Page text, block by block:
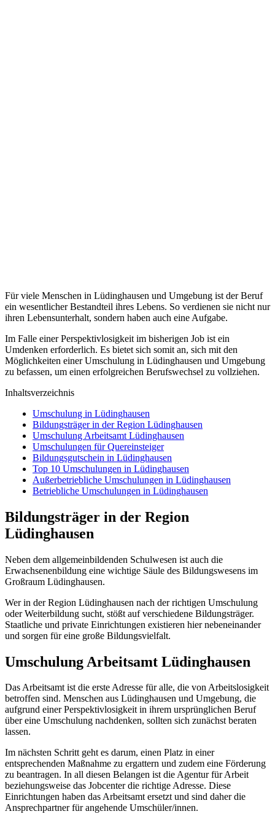
Für viele Menschen in Lüdinghausen und Umgebung ist der Beruf
ein wesentlicher Bestandteil ihres Lebens. So verdienen sie nicht nur
ihren Lebensunterhalt, sondern haben auch eine Aufgabe.
Im Falle einer Perspektivlosigkeit im bisherigen Job ist ein
Umdenken erforderlich. Es bietet sich somit an, sich mit den
Möglichkeiten einer Umschulung in Lüdinghausen und Umgebung
zu befassen, um einen erfolgreichen Berufswechsel zu vollziehen.
Inhaltsverzeichnis
Umschulung in Lüdinghausen
Bildungsträger in der Region Lüdinghausen
Umschulung Arbeitsamt Lüdinghausen
Umschulungen für Quereinsteiger
Bildungsgutschein in Lüdinghausen
Top 10 Umschulungen in Lüdinghausen
Außerbetriebliche Umschulungen in Lüdinghausen
Betriebliche Umschulungen in Lüdinghausen
Bildungsträger in der Region
Lüdinghausen
Neben dem allgemeinbildenden Schulwesen ist auch die
Erwachsenenbildung eine wichtige Säule des Bildungswesens im
Großraum Lüdinghausen.
Wer in der Region Lüdinghausen nach der richtigen Umschulung
oder Weiterbildung sucht, stößt auf verschiedene Bildungsträger.
Staatliche und private Einrichtungen existieren hier nebeneinander
und sorgen für eine große Bildungsvielfalt.
Umschulung Arbeitsamt Lüdinghausen
Das Arbeitsamt ist die erste Adresse für alle, die von Arbeitslosigkeit
betroffen sind. Menschen aus Lüdinghausen und Umgebung, die
aufgrund einer Perspektivlosigkeit in ihrem ursprünglichen Beruf
über eine Umschulung nachdenken, sollten sich zunächst beraten
lassen.
Im nächsten Schritt geht es darum, einen Platz in einer
entsprechenden Maßnahme zu ergattern und zudem eine Förderung
zu beantragen. In all diesen Belangen ist die Agentur für Arbeit
beziehungsweise das Jobcenter die richtige Adresse. Diese
Einrichtungen haben das Arbeitsamt ersetzt und sind daher die
Ansprechpartner für angehende Umschüler/innen.